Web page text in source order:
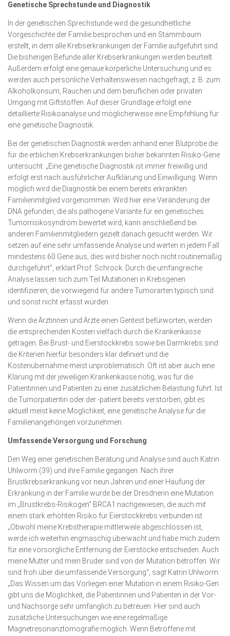
Genetische Sprechstunde und Diagnostik
In der genetischen Sprechstunde wird die gesundheitliche
Vorgeschichte der Familie besprochen und ein Stammbaum
erstellt, in dem alle Krebserkrankungen der Familie aufgeführt sind.
Die bisherigen Befunde aller Krebserkrankungen werden beurteilt.
Außerdem erfolgt eine genaue körperliche Untersuchung und es
werden auch persönliche Verhaltensweisen nachgefragt, z. B. zum
Alkoholkonsum, Rauchen und dem beruflichen oder privaten
Umgang mit Giftstoffen. Auf dieser Grundlage erfolgt eine
detaillierte Risikoanalyse und möglicherweise eine Empfehlung für
eine genetische Diagnostik.
Bei der genetischen Diagnostik werden anhand einer Blutprobe die
für die erblichen Krebserkrankungen bisher bekannten Risiko-Gene
untersucht. „Eine genetische Diagnostik ist immer freiwillig und
erfolgt erst nach ausführlicher Aufklärung und Einwilligung. Wenn
möglich wird die Diagnostik bei einem bereits erkrankten
Familienmitglied vorgenommen. Wird hier eine Veränderung der
DNA gefunden, die als pathogene Variante für ein genetisches
Tumorrisikosyndrom bewertet wird, kann anschließend bei
anderen Familienmitgliedern gezielt danach gesucht werden. Wir
setzen auf eine sehr umfassende Analyse und werten in jedem Fall
mindestens 60 Gene aus, dies wird bisher noch nicht routinemäßig
durchgeführt“, erklärt Prof. Schröck. Durch die umfangreiche
Analyse lassen sich zum Teil Mutationen in Krebsgenen
identifizieren, die vorwiegend für andere Tumorarten typisch sind
und sonst nicht erfasst würden.
Wenn die Ärztinnen und Ärzte einen Gentest befürworten, werden
die entsprechenden Kosten vielfach durch die Krankenkasse
getragen. Bei Brust- und Eierstockkrebs sowie bei Darmkrebs sind
die Kriterien hierfür besonders klar definiert und die
Kostenübernahme meist unproblematisch. Oft ist aber auch eine
Klärung mit der jeweiligen Krankenkasse nötig, was für die
Patientinnen und Patienten zu einer zusätzlichen Belastung führt. Ist
die Tumorpatientin oder der -patient bereits verstorben, gibt es
aktuell meist keine Möglichkeit, eine genetische Analyse für die
Familienangehörigen vorzunehmen.
Umfassende Versorgung und Forschung
Den Weg einer genetischen Beratung und Analyse sind auch Katrin
Uhlworm (39) und ihre Familie gegangen. Nach ihrer
Brustkrebserkrankung vor neun Jahren und einer Häufung der
Erkrankung in der Familie wurde bei der Dresdnerin eine Mutation
im „Brustkrebs-Risikogen“ BRCA1 nachgewiesen, die auch mit
einem stark erhöhten Risiko für Eierstockkrebs verbunden ist.
„Obwohl meine Krebstherapie mittlerweile abgeschlossen ist,
werde ich weiterhin engmaschig überwacht und habe mich zudem
für eine vorsorgliche Entfernung der Eierstöcke entschieden. Auch
meine Mutter und mein Bruder sind von der Mutation betroffen. Wir
sind froh über die umfassende Versorgung“, sagt Katrin Uhlworm.
„Das Wissen um das Vorliegen einer Mutation in einem Risiko-Gen
gibt uns die Möglichkeit, die Patientinnen und Patienten in der Vor-
und Nachsorge sehr umfänglich zu betreuen. Hier sind auch
zusätzliche Untersuchungen wie eine regelmäßige
Magnetresonanztomografie möglich. Wenn Betroffene mit